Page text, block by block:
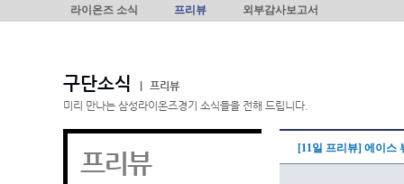
라이온즈 소식 프리뷰 외부감사보고서
구단소식
프리뷰
미리 만나는 삼성라이온즈경기 소식들을 전해 드립니다.
프리뷰 [11일 프리뷰] 에이스